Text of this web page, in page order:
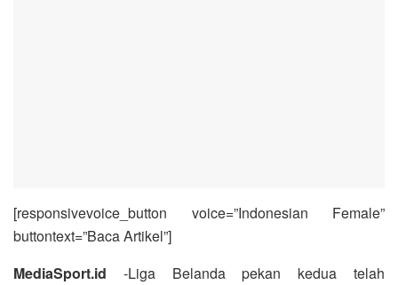
[responsivevoice_button voice=”Indonesian Female”
buttontext=”Baca Artikel”]
MediaSport.id -Liga Belanda pekan kedua telah